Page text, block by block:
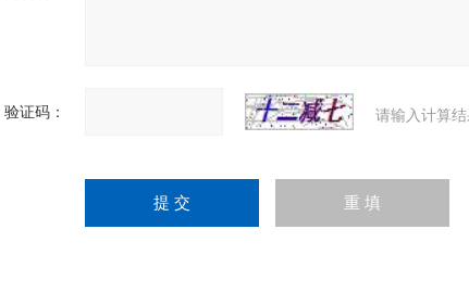
验证码： 请输入计算